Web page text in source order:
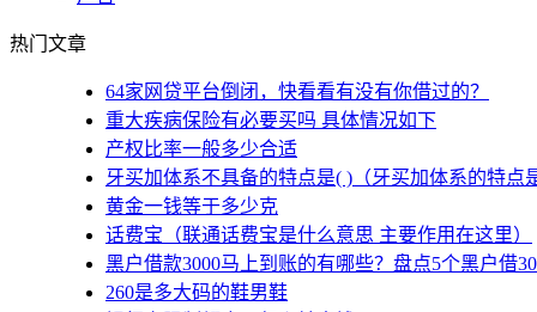
热门文章
64家网贷平台倒闭，快看看有没有你借过的？
重大疾病保险有必要买吗 具体情况如下
产权比率一般多少合适
牙买加体系不具备的特点是( )（牙买加体系的特点
黄金一钱等于多少克
话费宝（联通话费宝是什么意思 主要作用在这里）
黑户借款3000马上到账的有哪些？盘点5个黑户借
260是多大码的鞋男鞋